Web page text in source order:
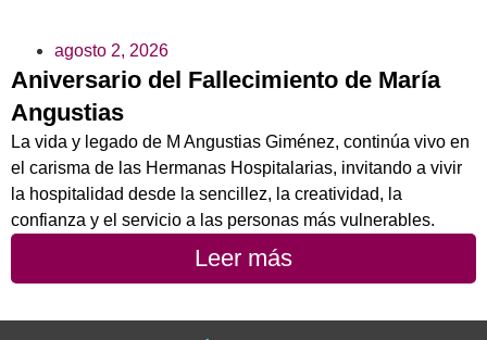
agosto 2, 2026
Aniversario del Fallecimiento de María
Angustias
La vida y legado de M Angustias Giménez, continúa vivo en
el carisma de las Hermanas Hospitalarias, invitando a vivir
la hospitalidad desde la sencillez, la creatividad, la
confianza y el servicio a las personas más vulnerables.
Leer más